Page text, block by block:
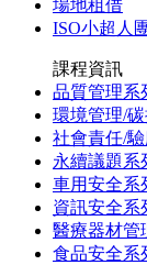
場地租借
ISO小超人
課程資訊
品質管理系
環境管理/碳
社會責任/驗
永續議題系
車用安全系
資訊安全系
醫療器材管
食品安全系